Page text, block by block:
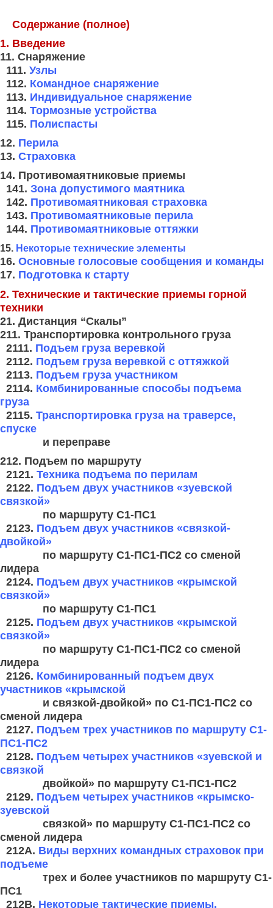
Содержание (полное)
1. Введение
11. Снаряжение
111. Узлы
112. Командное снаряжение
113. Индивидуальное снаряжение
114. Тормозные устройства
115. Полиспасты
12. Перила
13. Страховка
14. Противомаятниковые приемы
141. Зона допустимого маятника
142. Противомаятниковая страховка
143. Противомаятниковые перила
144. Противомаятниковые оттяжки
15. Некоторые технические элементы
16. Основные голосовые сообщения и команды
17. Подготовка к старту
2. Технические и тактические приемы горной
техники
21. Дистанция “Скалы”
211. Транспортировка контрольного груза
2111. Подъем груза веревкой
2112. Подъем груза веревкой с оттяжкой
2113. Подъем груза участником
2114. Комбинированные способы подъема
груза
2115. Транспортировка груза на траверсе,
спуске
и переправе
212. Подъем по маршруту
2121. Техника подъема по перилам
2122. Подъем двух участников «зуевской
связкой»
по маршруту С1-ПС1
2123. Подъем двух участников «связкой-
двойкой»
по маршруту С1-ПС1-ПС2 со сменой
лидера
2124. Подъем двух участников «крымской
связкой»
по маршруту С1-ПС1
2125. Подъем двух участников «крымской
связкой»
по маршруту С1-ПС1-ПС2 со сменой
лидера
2126. Комбинированный подъем двух
участников «крымской
и связкой-двойкой» по С1-ПС1-ПС2 со
сменой лидера
2127. Подъем трех участников по маршруту С1-
ПС1-ПС2
2128. Подъем четырех участников «зуевской и
связкой
двойкой» по маршруту С1-ПС1-ПС2
2129. Подъем четырех участников «крымско-
зуевской
связкой» по маршруту С1-ПС1-ПС2 со
сменой лидера
212A. Виды верхних командных страховок при
подъеме
трех и более участников по маршруту С1-
ПС1
212B. Некоторые тактические приемы,